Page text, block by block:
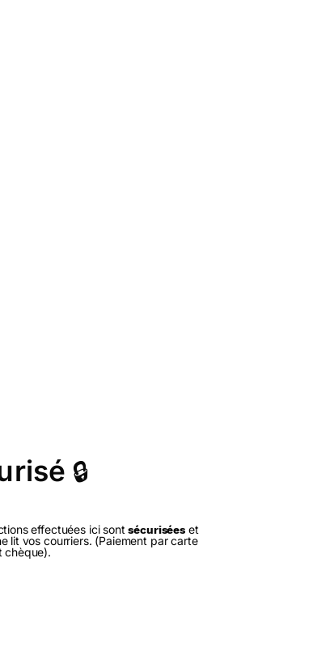
🔒
effectuées ici sontsécuriséeset
lit vos courriers. (Paiement par carte
chèque).